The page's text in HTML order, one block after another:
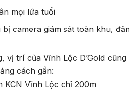
mọi lứa tuổi
camera giám sát toàn khu,
vị trí của Vĩnh Lộc D’Gold
cách gần:
KCN Vĩnh Lộc chỉ 200m